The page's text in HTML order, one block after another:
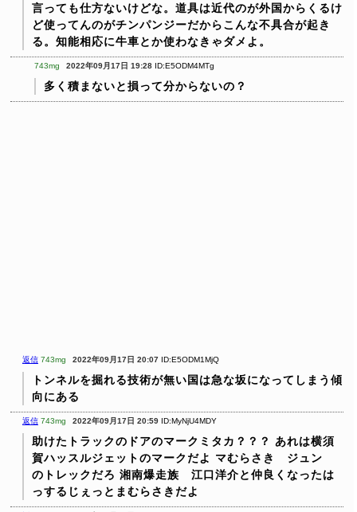
言っても仕方ないけどな。道具は近代のが外国からくるけ
ど使ってんのがチンパンジーだからこんな不具合が起き
る。知能相応に牛車とか使わなきゃダメよ。
743mg 2022年09月17日 19:28 ID:E5ODM4MTg
多く積まないと損って分からないの？
返信 743mg 2022年09月17日 20:07 ID:E5ODM1MjQ
トンネルを掘れる技術が無い国は急な坂になってしまう傾
向にある
返信 743mg 2022年09月17日 20:59 ID:MyNjU4MDY
助けたトラックのドアのマークミタカ？？？
あれは横須
賀ハッスルジェットのマークだよ マむらさき ジュン
のトレックだろ 湘南爆走族 江口洋介と仲良くなったは
っするじぇっとまむらさきだよ